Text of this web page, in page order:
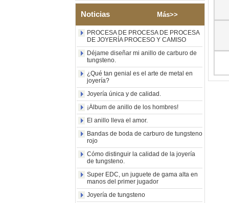
tungsteno de plata pulida de
8 mm al por mayor de
fábrica, incrustación central
de ópalo azul triturado con
tira de malaquita sintética,
hombres Grabado láser
interno personalizado OEM
Anillo de carburo de
tungsteno con sello
cuadrado pulido negro al por
mayor de fábrica,
incrustación de madera con
patrón de cruz de concha de
religiosa para hombres
Grabado interior
personalizado OEM ODM
suministro a gr
Anillo de carburo de
tungsteno electrochapado en
Noticias Más>>
PROCESA DE PROCESA DE PROCESA
DE JOYERÍA PROCESO Y CAMISO
Déjame diseñar mi anillo de carburo de
tungsteno.
¿Qué tan genial es el arte de metal en
joyería?
Joyería única y de calidad.
¡Álbum de anillo de los hombres!
El anillo lleva el amor.
Bandas de boda de carburo de tungsteno
rojo
Cómo distinguir la calidad de la joyería
de tungsteno.
Super EDC, un juguete de gama alta en
manos del primer jugador
Joyería de tungsteno